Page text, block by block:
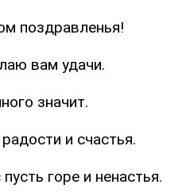
поздравленья!
вам удачи.
значит.
и счастья.
горе и ненастья.